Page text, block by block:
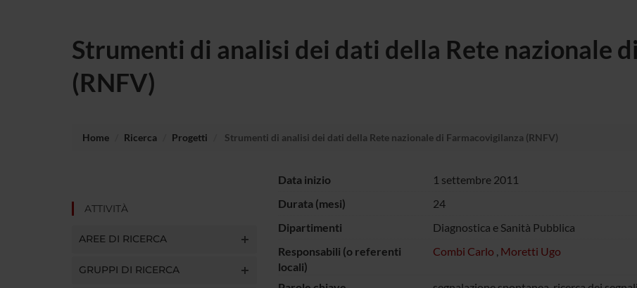
Strumenti di analisi dei dati della Rete nazionale
(RNFV)
Home Ricerca Progetti Strumenti di analisi dei dati della Rete nazionale di Farmacovigilanza (RNFV)
ATTIVITÀ
AREE DI RICERCA
GRUPPI DI RICERCA
Data inizio
1 settembre 2011
Durata (mesi)
24
Dipartimenti
Diagnostica e Sanità Pubblica
Responsabili (o referenti
locali)
Combi Carlo , Moretti Ugo